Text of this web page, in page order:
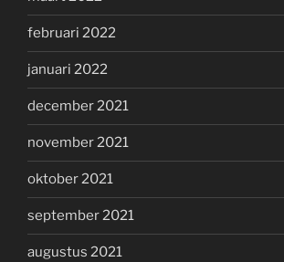
februari 2022
januari 2022
december 2021
november 2021
oktober 2021
september 2021
augustus 2021